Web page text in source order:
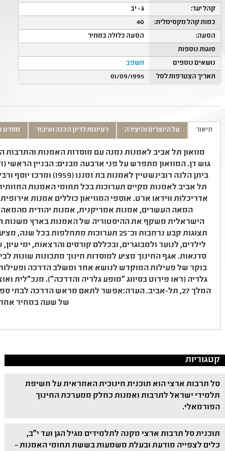
קהל יעד:
ג - יב
כמות קהל מקסימלית:
40
הסעה:
הסעה כלולה במחיר
סוגות נוספות
נושאים נוספים
תשפב
תאריך הצטרפות לסל
01/09/1995
תיאור על היוצרים והיצירה רעיונות לדיון הכנה ועיבוד מפרט
מוזאון תל אביב לאמנות נמנה עם מוסדות האמנות והתרבות
תל אביב לאמנות מקיים תערוכות בכל תחומי האמנות
הישראלית משקף את ההיסטוריה של האמנות בארץ משנות
תצוגות קבע נרחבות וכ־25 תערוכות
לילדים, לנוער ולמבוגרים, ובכללם קורסים והרצאות, ימי
סדנאות. אגף החינוך מציע למוסדות חינוך מתכונות שונות
בוקר של פעילות המוקדש לנושא אחד ומשלב הדרכה
גלריה (ראו פירוט בסיווג "מופע גלריה והדרכה"). מנכ"לית
המלך 27, תל-אביב. הערה:אפשר לתאם מראש הדרכה לבתי
של שעה במחיר
קטגוריות
סל תרבות ארצי הוא תוכנית חינוכית האחראית על חשיפת
תלמידי ישראל לתרבות ואמנות כחלק ממערכת החינוך
הפורמאלי.
תוכנית סל תרבות ארצי מקנה לתלמידים מגיל הגן ועד י"ב,
כלים לצפייה מודעת ובעלת משמעות בששת תחומי האמנות –